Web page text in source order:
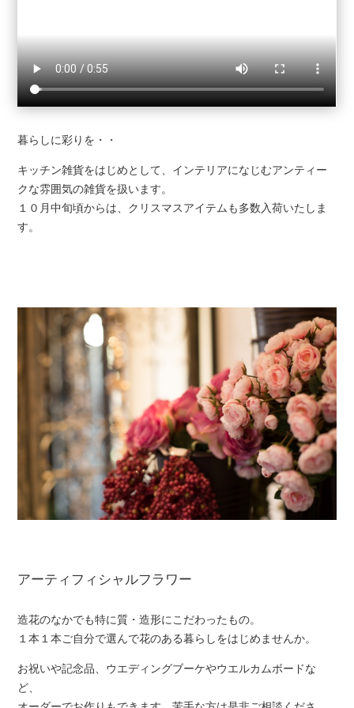
暮らしに彩りを・・
キッチン雑貨をはじめとして、インテリアになじむアンティー
クな雰囲気の雑貨を扱います。
１０月中旬頃からは、クリスマスアイテムも多数入荷いたしま
す。
アーティフィシャルフラワー
造花のなかでも特に質・造形にこだわったもの。
１本１本ご自分で選んで花のある暮らしをはじめませんか。
お祝いや記念品、ウエディングブーケやウエルカムボードな
ど、